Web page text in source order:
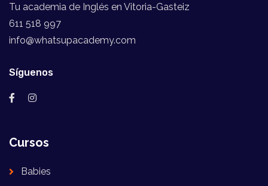
Tu academia de Inglés en Vitoria-Gasteiz
611 518 997
info@whatsupacademy.com
Síguenos
Cursos
Babies